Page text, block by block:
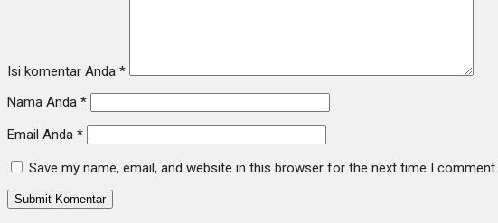
Isi komentar Anda *
Nama Anda *
Email Anda *
Save my name, email, and website in this browser for the next time I comment.